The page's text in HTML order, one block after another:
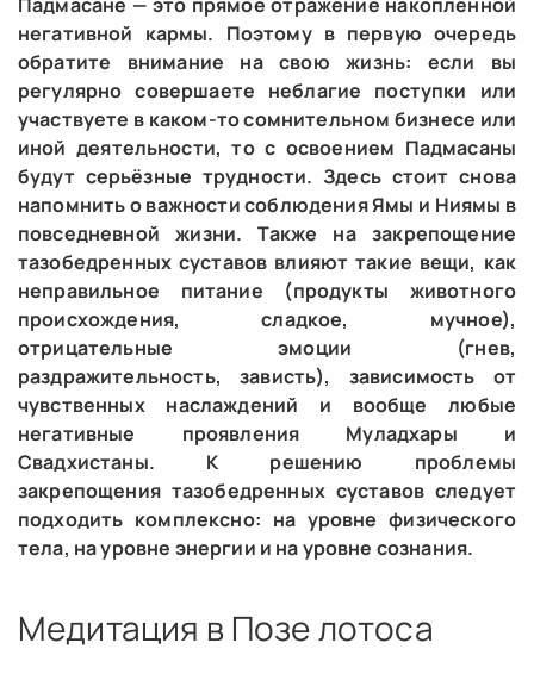
негативной кармы. Поэтому в первую очередь
обратите внимание на свою жизнь: если вы
регулярно совершаете неблагие поступки или
участвуете в каком-то сомнительном бизнесе или
иной деятельности, то с освоением Падмасаны
будут серьёзные трудности. Здесь стоит снова
напомнить о важности соблюдения Ямы и Ниямы в
повседневной жизни. Также на закрепощение
тазобедренных суставов влияют такие вещи, как
неправильное питание (продукты животного
происхождения, сладкое, мучное),
отрицательные эмоции (гнев,
раздражительность, зависть), зависимость от
чувственных наслаждений и вообще любые
негативные проявления Муладхары и
Свадхистаны. К решению проблемы
закрепощения тазобедренных суставов следует
подходить комплексно: на уровне физического
тела, на уровне энергии и на уровне сознания.
Медитация в Позе лотоса